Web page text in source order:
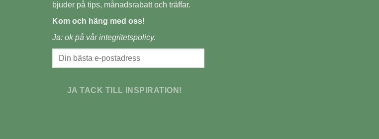
bjuder på tips, månadsrabatt och träffar.
Kom och häng med oss!
Ja: ok på vårintegritetspolicy.
JA TACK TILL INSPIRATION!